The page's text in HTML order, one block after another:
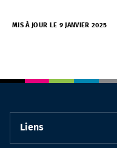
MIS À JOUR LE 9 JANVIER 2025
Liens